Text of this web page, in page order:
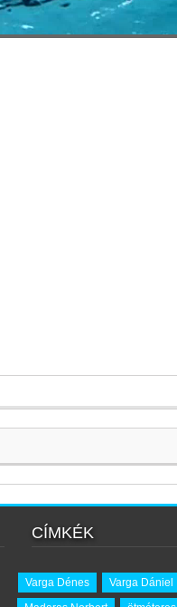
CÍMKÉK
Varga Dénes Varga Dániel